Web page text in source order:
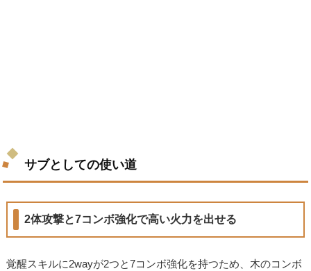
サブとしての使い道
2体攻撃と7コンボ強化で高い火力を出せる
覚醒スキルに2wayが2つと7コンボ強化を持つため、木のコンボ